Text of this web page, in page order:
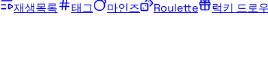
재생목록 태그 마인즈 Roulette 럭키 드로우